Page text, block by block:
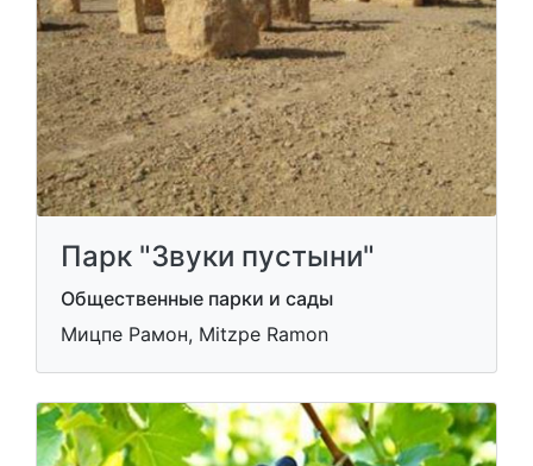
Парк "Звуки пустыни"
Общественные парки и сады
Мицпе Рамон, Mitzpe Ramon